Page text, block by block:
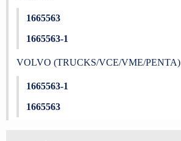
1665563
1665563-1
VOLVO (TRUCKS/VCE/VME/PENTA)
1665563-1
1665563